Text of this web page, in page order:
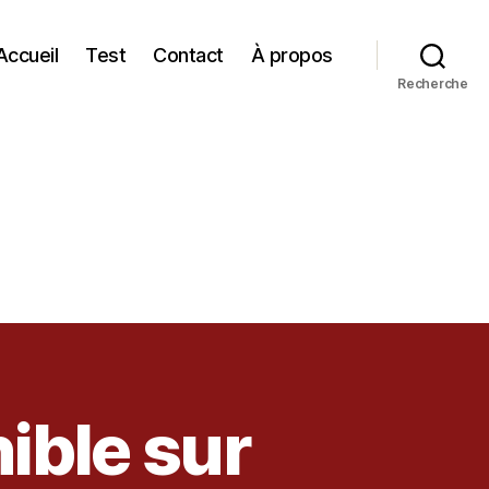
Test Contact À propos
Recherche
sur